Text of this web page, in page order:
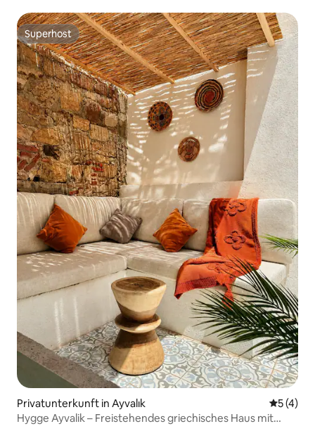
Superhost
Superhost
Privatunterkunft in Ayvalık
5 (4)
Hygge Ayvalik – Freistehendes griechisches Haus mit